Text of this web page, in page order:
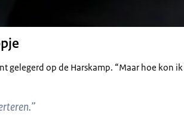
gelegerd op de Harskamp. “Maar hoe kon